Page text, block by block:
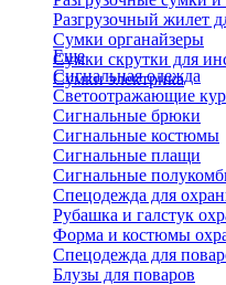
Разгрузочный жилет
Сумки органайзеры
Сумки скрутки для
Сумки электрика
Еще
Сигнальная одежда
Светоотражающие
Сигнальные брюки
Сигнальные костюмы
Сигнальные плащи
Сигнальные
Спецодежда для
Рубашка и галстук
Форма и костюмы
Спецодежда для
Блузы для поваров